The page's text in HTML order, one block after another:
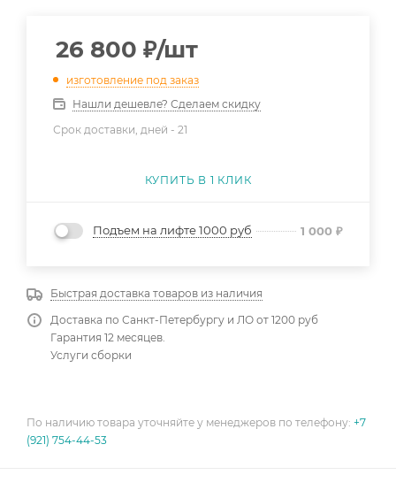
26 800 ₽/шт
изготовление под заказ
Нашли дешевле? Сделаем скидку
Срок доставки, дней - 21
КУПИТЬ В 1 КЛИК
Подъем на лифте 1000 руб 1 000 ₽
Быстрая доставка товаров из наличия
Доставка по Санкт-Петербургу и ЛО от 1200 руб
Гарантия 12 месяцев.
Услуги сборки
По наличию товара уточняйте у менеджеров по телефону: +7
(921) 754-44-53